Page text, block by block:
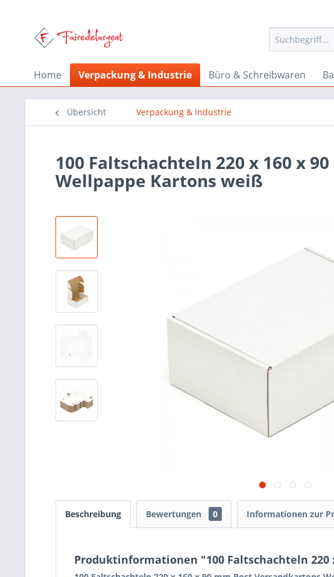
Home Verpackung & Industrie Büro & Schreibwaren
Übersicht Verpackung & Industrie
100 Faltschachteln 220 x 160 x
Wellpappe Kartons weiß
Beschreibung Bewertungen 0 Informationen zur
Produktinformationen "100 Faltschachteln 220